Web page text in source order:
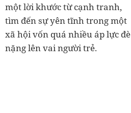
một lời khước từ cạnh tranh,
tìm đến sự yên tĩnh trong một
xã hội vốn quá nhiều áp lực đè
nặng lên vai người trẻ.